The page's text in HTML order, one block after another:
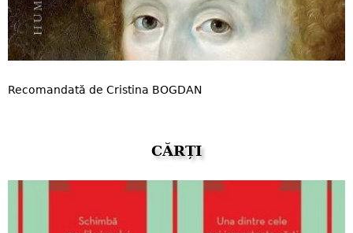
Recomandată de Cristina BOGDAN
CĂRȚI